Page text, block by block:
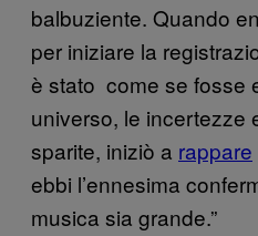
balbuziente. Quando
per iniziare la
è stato come se fosse
universo, le incertezze
sparite, iniziò a rappare
ebbi l’ennesima
musica sia grande.”